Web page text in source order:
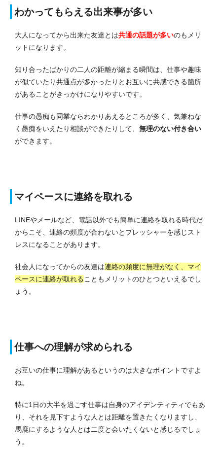
わかってもらえる出来事が多い
大人になってから出来た友達とは共通の話題が多いのもメリ
ットになります。
知り合ったばかりの二人の距離が縮まる瞬間は、仕事や趣味
が似ていたり共通点が多かったりとお互いに共感できる箇所
があることがきっかけになりやすいです。
仕事の愚痴も同業ならわかりあえるところが多く、気兼ねな
く愚痴をいえたり相談ができたりして、 無理のない付き合い
ができます。
マイペースに連絡を取れる
LINEやメールなど、電話以外でも簡単に連絡を取れる時代だ
からこそ、連絡の頻度が合わないとプレッシャーを感じスト
レスになることがあります。
社会人になってからの友達は連絡の頻度に無理がなく、マイ
ペースに連絡が取れる こともメリットのひとつといえるでし
ょう。
仕事への理解が求められる
お互いの仕事に理解があるというのは大きなポイントですよ
ね。
特に1日の大半を過ごす仕事は自身のアイデンティティでもあ
り、それを見下すような人とは距離を置きたくなりますし、
馬鹿にするような人とは二度と会いたくないと感じるでしょ
う。